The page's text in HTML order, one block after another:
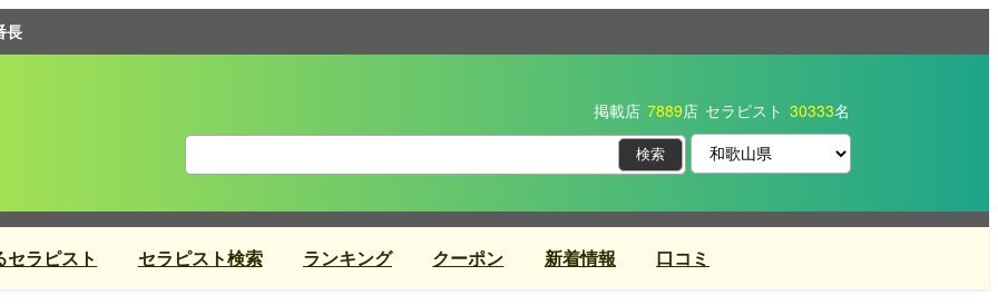
長
掲載店 7889店 セラピスト 30333名
ラピスト セラピスト検索 ランキング クーポン 新着情報 口コミ